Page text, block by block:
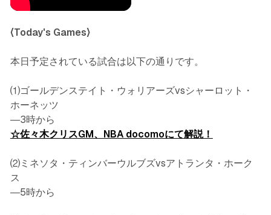
〈Today's Games〉
本日予定されている試合は以下の通りです。
⑴ゴールデンステイト・ウォリアーズvsシャーロット・
ホーネッツ
―3時から
☆佐々木クリスGM、NBA docomoにて解説！
⑵ミネソタ・ティンバーウルブズvsアトランタ・ホーク
ス
―5時から